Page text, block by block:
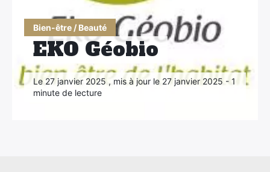
Bien-être / Beauté
EKO Géobio
Le 27 janvier 2025 , mis à jour le 27 janvier 2025 - 1
minute de lecture